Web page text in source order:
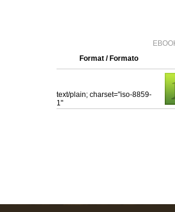
Format / Formato
text/plain; charset="iso-8859-
1"